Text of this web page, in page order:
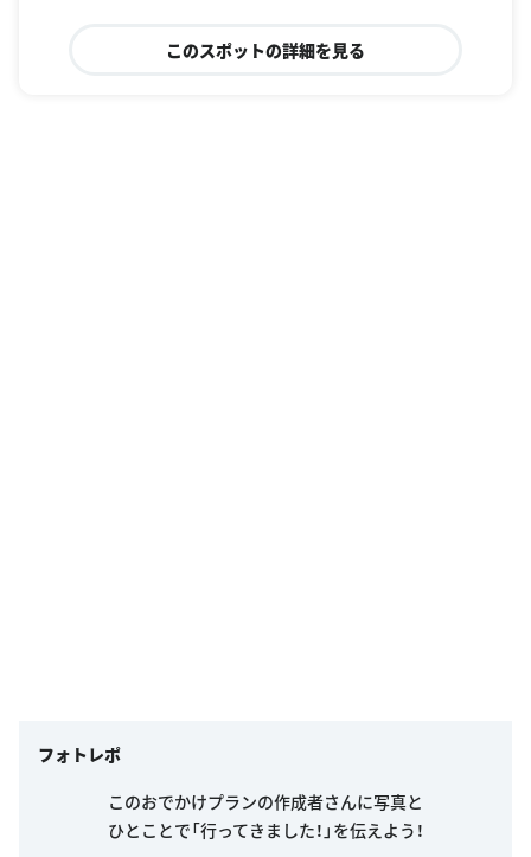
このスポットの詳細を見る
フォトレポ
このおでかけプランの作成者さんに写真と
ひとことで「行ってきました！」を伝えよう！